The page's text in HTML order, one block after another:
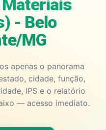
Materiais
- Belo
MG
apenas o panorama
cidade, função,
IPS e o relatório
— acesso imediato.